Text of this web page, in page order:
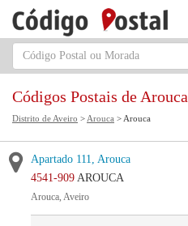
Códigos Postais de Arouca
Distrito de Aveiro > Arouca > Arouca
Apartado 111, Arouca
4541-909 AROUCA
Arouca, Aveiro